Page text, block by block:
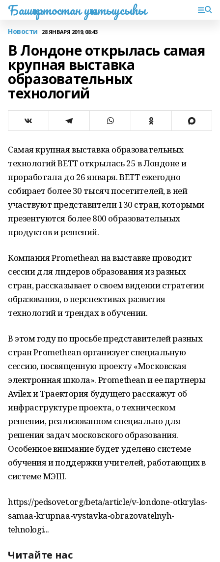
Башҡортостан уҡытыусыһы
Новости 28 ЯНВАРЯ 2019, 08:43
В Лондоне открылась самая
крупная выставка
образовательных
технологий
Самая крупная выставка образовательных
технологий BETT открылась 25 в Лондоне и
проработала до 26 января. BETT ежегодно
собирает более 30 тысяч посетителей, в ней
участвуют представители 130 стран, которыми
презентуются более 800 образовательных
продуктов и решений.
Компания Promethean на выставке проводит
сессии для лидеров образования из разных
стран, рассказывает о своем видении стратегии
образования, о перспективах развития
технологий и трендах в обучении.
В этом году по просьбе представителей разных
стран Promethean организует специальную
сессию, посвященную проекту «Московская
электронная школа». Promethean и ее партнеры
Avilex и Траектория будущего расскажут об
инфраструктуре проекта, о техническом
решении, реализованном специально для
решения задач московского образования.
Особенное внимание будет уделено системе
обучения и поддержки учителей, работающих в
системе МЭШ.
https://pedsovet.org/beta/article/v-londone-otkrylas-
samaa-krupnaa-vystavka-obrazovatelnyh-
tehnologi...
Читайте нас